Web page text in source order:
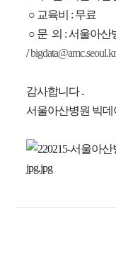
○ 교육비 : 무료
○ 문 의 :서울아산
/bigdata@amc.seoul.kr
감사합니다.
서울아산병원 빅